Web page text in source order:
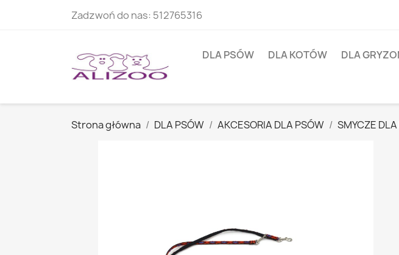
Zadzwoń do nas: 512765316
DLA PSÓW DLA KOTÓW DLA
Strona główna DLA PSÓW AKCESORIA DLA PSÓW SMYCZE